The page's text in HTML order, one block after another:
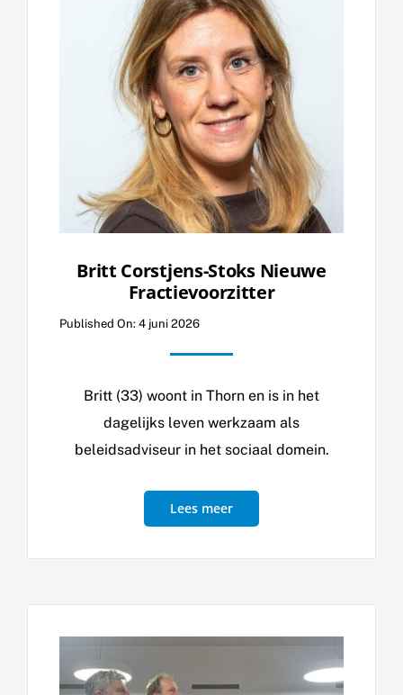
Britt Corstjens-Stoks Nieuwe
Fractievoorzitter
Published On: 4 juni 2026
Britt (33) woont in Thorn en is in het
dagelijks leven werkzaam als
beleidsadviseur in het sociaal domein.
Lees meer